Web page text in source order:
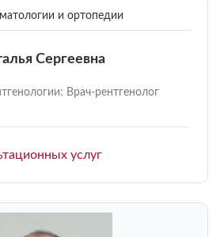
и ортопедии
Сергеевна
Врач-рентгенолог
услуг